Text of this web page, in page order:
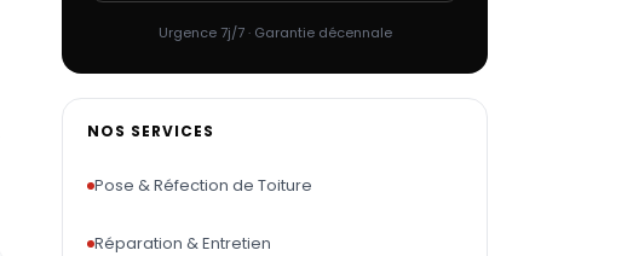
Urgence 7j/7 · Garantie décennale
NOS SERVICES
Pose & Réfection de Toiture
Réparation & Entretien